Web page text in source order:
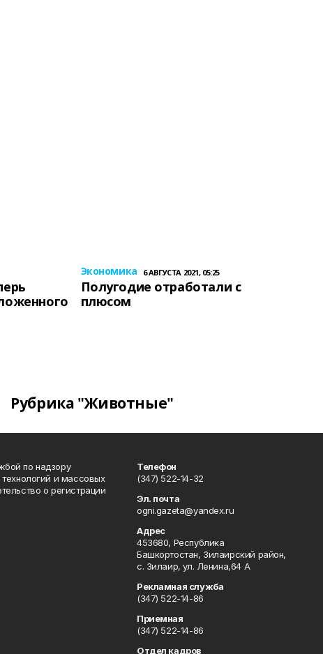
Экономика 6 АВГУСТА 2021, 05:25
Полугодие отработали с
плюсом
Рубрика "Животные"
по надзору
и массовых
о регистрации
Телефон
(347) 522-14-32
Эл. почта
ogni.gazeta@yandex.ru
Адрес
453680, Республика
Башкортостан, Зилаирский район,
с. Зилаир, ул. Ленина,64 А
Рекламная служба
(347) 522-14-86
Приемная
(347) 522-14-86
Отдел кадров